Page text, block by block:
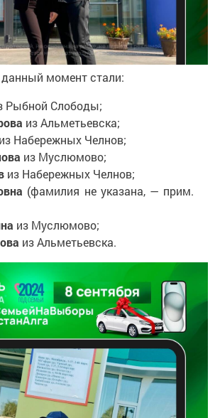
момент стали:
Рыбной Слободы;
из Альметьевска;
из Набережных Челнов;
из Муслюмово;
из Набережных Челнов;
(фамилия не указана, — прим.
из Муслюмово;
из Альметьевска.